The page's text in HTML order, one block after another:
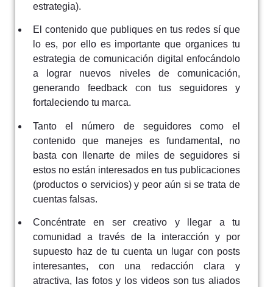
estrategia).
El contenido que publiques en tus redes sí que
lo es, por ello es importante que organices tu
estrategia de comunicación digital enfocándolo
a lograr nuevos niveles de comunicación,
generando feedback con tus seguidores y
fortaleciendo tu marca.
Tanto el número de seguidores como el
contenido que manejes es fundamental, no
basta con llenarte de miles de seguidores si
estos no están interesados en tus publicaciones
(productos o servicios) y peor aún si se trata de
cuentas falsas.
Concéntrate en ser creativo y llegar a tu
comunidad a través de la interacción y por
supuesto haz de tu cuenta un lugar con posts
interesantes, con una redacción clara y
atractiva, las fotos y los videos son tus aliados